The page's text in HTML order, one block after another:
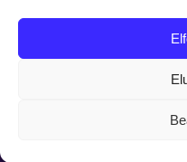
Minden jog fenntartva ©